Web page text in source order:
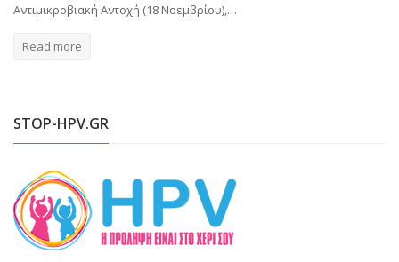
Αντιμικροβιακή Αντοχή (18 Νοεμβρίου),…
Read more
STOP-HPV.GR